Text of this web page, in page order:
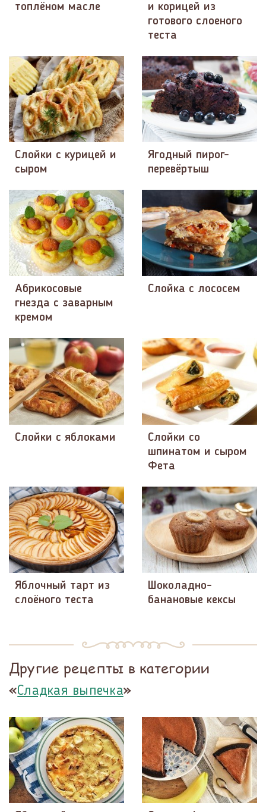
топлёном масле
и корицей из
готового слоеного
теста
Слойки с курицей и
сыром
Ягодный пирог-
перевёртыш
Абрикосовые
гнезда с заварным
кремом
Слойка с лососем
Слойки с яблоками
Слойки со
шпинатом и сыром
Фета
Яблочный тарт из
слоёного теста
Шоколадно-
банановые кексы
Другие рецепты в категории
«Сладкая выпечка»